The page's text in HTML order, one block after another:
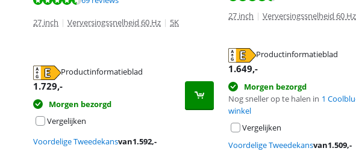
27 inch | Verversingssnelheid 60 Hz | 5K
Productinformatieblad
opent in nieuw tabblad
1.729,-
Morgen bezorgd
Vergelijken
Voordelige Tweedekansvan1.592,-
27 inch | Verversingssnelheid 60 Hz
Productinformatieblad
opent in nieuw tabblad
1.649,-
Morgen bezorgd
Nog sneller op te halen in 1
winkel
Vergelijken
Voordelige Tweedekansvan1.509,-